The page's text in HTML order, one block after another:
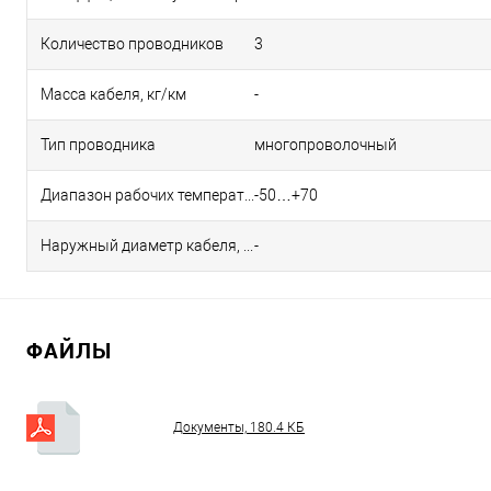
Количество проводников 3
Масса кабеля, кг/км -
Тип проводника многопроволочный
-50…+70
-
ФАЙЛЫ
Документы, 180.4 КБ